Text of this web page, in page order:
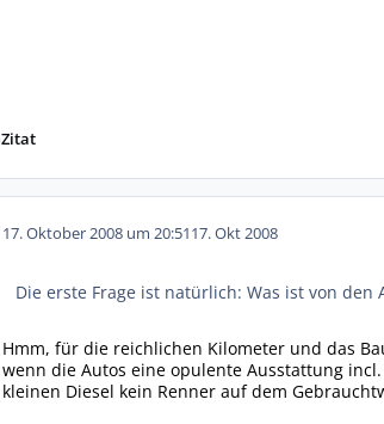
Zitat
17. Oktober 2008 um 20:5117. Okt 2008
Die erste Frage ist natürlich: Was ist von
Hmm, für die reichlichen Kilometer und das
wenn die Autos eine opulente Ausstattung
kleinen Diesel kein Renner auf dem